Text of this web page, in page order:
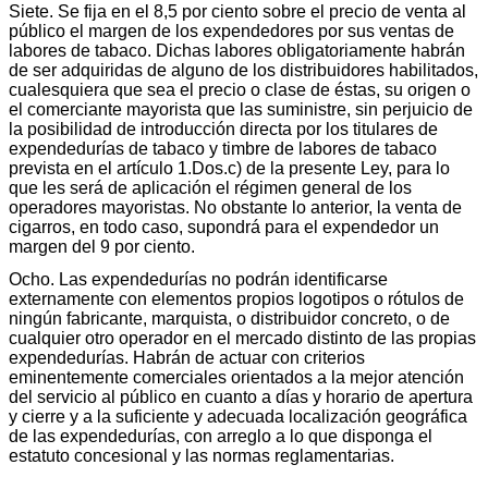
Siete. Se fija en el 8,5 por ciento sobre el precio de venta al
público el margen de los expendedores por sus ventas de
labores de tabaco. Dichas labores obligatoriamente habrán
de ser adquiridas de alguno de los distribuidores habilitados,
cualesquiera que sea el precio o clase de éstas, su origen o
el comerciante mayorista que las suministre, sin perjuicio de
la posibilidad de introducción directa por los titulares de
expendedurías de tabaco y timbre de labores de tabaco
prevista en el artículo 1.Dos.c) de la presente Ley, para lo
que les será de aplicación el régimen general de los
operadores mayoristas. No obstante lo anterior, la venta de
cigarros, en todo caso, supondrá para el expendedor un
margen del 9 por ciento.
Ocho. Las expendedurías no podrán identificarse
externamente con elementos propios logotipos o rótulos de
ningún fabricante, marquista, o distribuidor concreto, o de
cualquier otro operador en el mercado distinto de las propias
expendedurías. Habrán de actuar con criterios
eminentemente comerciales orientados a la mejor atención
del servicio al público en cuanto a días y horario de apertura
y cierre y a la suficiente y adecuada localización geográfica
de las expendedurías, con arreglo a lo que disponga el
estatuto concesional y las normas reglamentarias.